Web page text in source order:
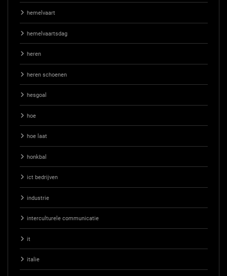
hemelvaart
hemelvaartsdag
heren
heren schoenen
hesgoal
hoe
hoe laat
honkbal
ict bedrijven
industrie
interculturele communicatie
it
italie